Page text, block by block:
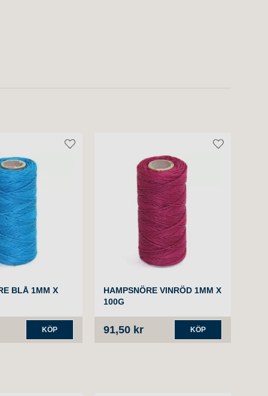
BLÅ 1MM X
KÖP
HAMPSNÖRE VINRÖD 1MM X
100G
91,50 kr KÖP